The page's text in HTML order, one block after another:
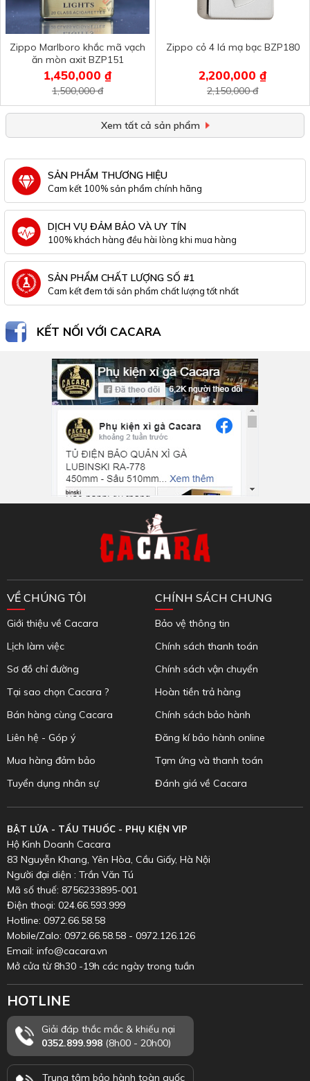
Zippo Marlboro khắc mã vạch
ăn mòn axit BZP151
1,450,000 ₫
1,500,000 đ
Zippo cỏ 4 lá mạ bạc BZP180
2,200,000 ₫
2,150,000 đ
Xem tất cả sản phẩm
SẢN PHẨM THƯƠNG HIỆU
Cam kết 100% sản phẩm chính hãng
DỊCH VỤ ĐẢM BẢO VÀ UY TÍN
100% khách hàng đều hài lòng khi mua hàng
SẢN PHẨM CHẤT LƯỢNG SỐ #1
Cam kết đem tới sản phẩm chất lượng tốt nhất
KẾT NỐI VỚI CACARA
VỀ CHÚNG TÔI
Giới thiệu về Cacara
Lịch làm việc
Sơ đồ chỉ đường
Tại sao chọn Cacara ?
Bán hàng cùng Cacara
Liên hệ - Góp ý
Mua hàng đảm bảo
Tuyển dụng nhân sự
CHÍNH SÁCH CHUNG
Bảo vệ thông tin
Chính sách thanh toán
Chính sách vận chuyển
Hoàn tiền trả hàng
Chính sách bảo hành
Đăng kí bảo hành online
Tạm ứng và thanh toán
Đánh giá về Cacara
BẬT LỬA - TẨU THUỐC - PHỤ KIỆN VIP
Hộ Kinh Doanh Cacara
83 Nguyễn Khang, Yên Hòa, Cầu Giấy, Hà Nội
Người đại diện : Trần Văn Tú
Mã số thuế: 8756233895-001
Điện thoại: 024.66.593.999
Hotline: 0972.66.58.58
Mobile/Zalo: 0972.66.58.58 - 0972.126.126
Email: info@cacara.vn
Mở cửa từ 8h30 -19h các ngày trong tuần
HOTLINE
Giải đáp thắc mắc & khiếu nại
0352.899.998 (8h00 - 20h00)
Trung tâm bảo hành toàn quốc